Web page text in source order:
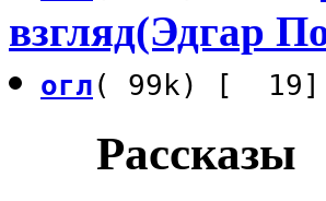
взгляд(Эдгар
огл( 99k) [
Рассказы